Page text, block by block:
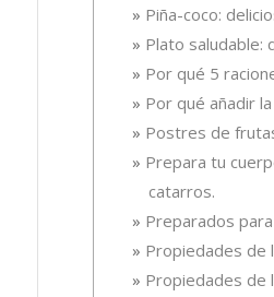
Piña-coco:
Plato saludable:
Por qué 5
Por qué añadir
Postres de
Prepara tu
catarros.
Preparados
Propiedades de
Propiedades de